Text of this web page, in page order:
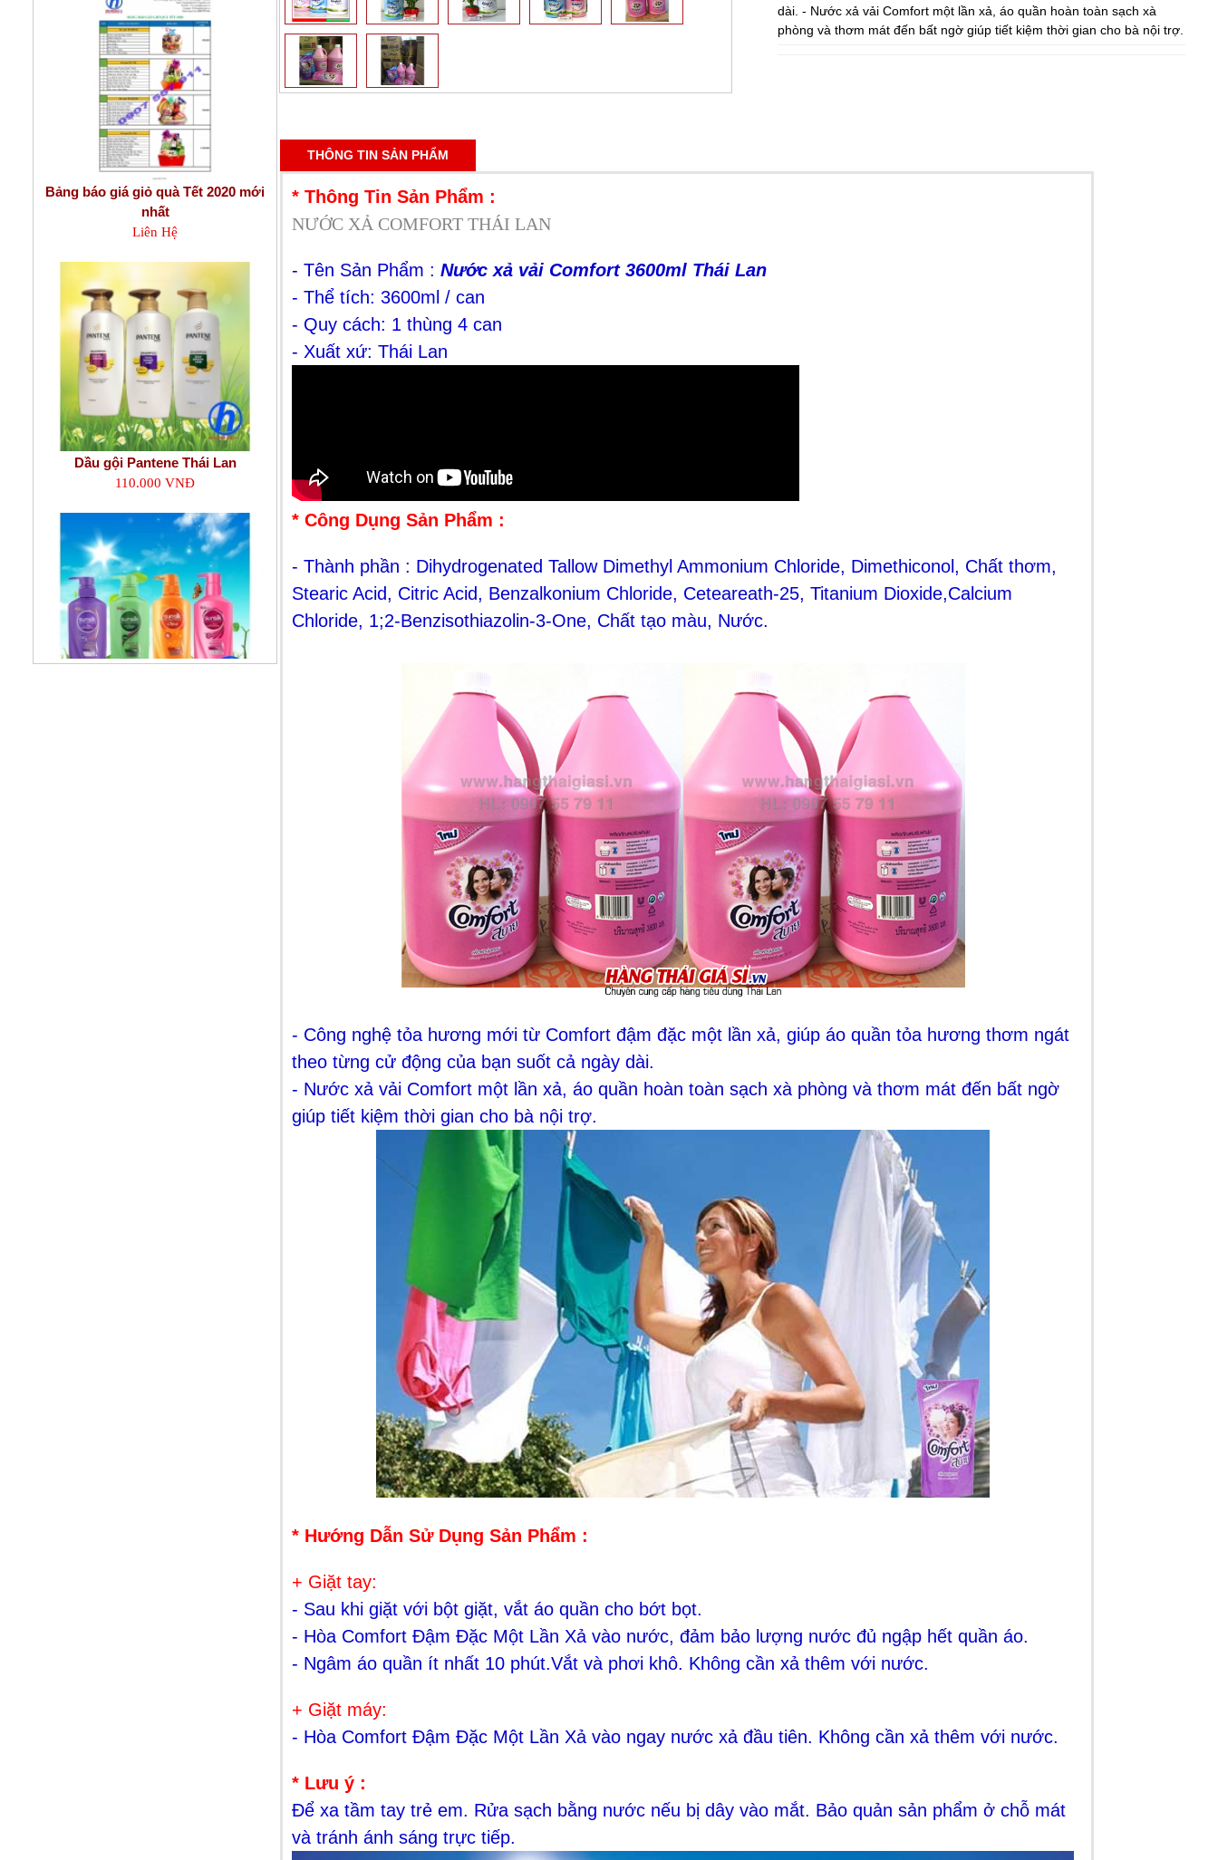
Bảng báo giá giỏ quà Tết 2020 mới
nhất
Liên Hệ
Dầu gội Pantene Thái Lan
110.000 VNĐ
dài. - Nước xả vải Comfort một lần xả, áo quần hoàn toàn sạch xà
phòng và thơm mát đến bất ngờ giúp tiết kiệm thời gian cho bà nội trợ.
THÔNG TIN SẢN PHẨM
* Thông Tin Sản Phẩm :
NƯỚC XẢ COMFORT THÁI LAN
- Tên Sản Phẩm : Nước xả vải Comfort 3600ml Thái Lan
- Thể tích: 3600ml / can
- Quy cách: 1 thùng 4 can
- Xuất xứ: Thái Lan
* Công Dụng Sản Phẩm :
- Thành phần : Dihydrogenated Tallow Dimethyl Ammonium Chloride, Dimethiconol, Chất thơm,
Stearic Acid, Citric Acid, Benzalkonium Chloride, Ceteareath-25, Titanium Dioxide,Calcium
Chloride, 1;2-Benzisothiazolin-3-One, Chất tạo màu, Nước.
- Công nghệ tỏa hương mới từ Comfort đậm đặc một lần xả, giúp áo quần tỏa hương thơm ngát
theo từng cử động của bạn suốt cả ngày dài.
- Nước xả vải Comfort một lần xả, áo quần hoàn toàn sạch xà phòng và thơm mát đến bất ngờ
giúp tiết kiệm thời gian cho bà nội trợ.
* Hướng Dẫn Sử Dụng Sản Phẩm :
+ Giặt tay:
- Sau khi giặt với bột giặt, vắt áo quần cho bớt bọt.
- Hòa Comfort Đậm Đặc Một Lần Xả vào nước, đảm bảo lượng nước đủ ngập hết quần áo.
- Ngâm áo quần ít nhất 10 phút.Vắt và phơi khô. Không cần xả thêm với nước.
+ Giặt máy:
- Hòa Comfort Đậm Đặc Một Lần Xả vào ngay nước xả đầu tiên. Không cần xả thêm với nước.
* Lưu ý :
Để xa tầm tay trẻ em. Rửa sạch bằng nước nếu bị dây vào mắt. Bảo quản sản phẩm ở chỗ mát
và tránh ánh sáng trực tiếp.